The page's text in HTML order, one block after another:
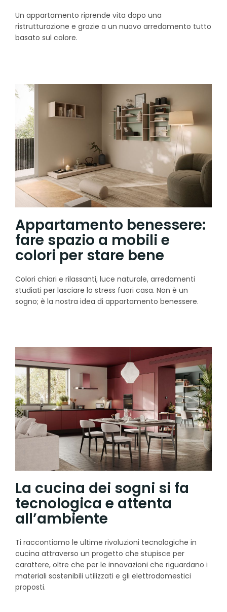
Un appartamento riprende vita dopo una
ristrutturazione e grazie a un nuovo arredamento tutto
basato sul colore.
Appartamento benessere:
fare spazio a mobili e
colori per stare bene
Colori chiari e rilassanti, luce naturale, arredamenti
studiati per lasciare lo stress fuori casa. Non è un
sogno; è la nostra idea di appartamento benessere.
La cucina dei sogni si fa
tecnologica e attenta
all’ambiente
Ti raccontiamo le ultime rivoluzioni tecnologiche in
cucina attraverso un progetto che stupisce per
carattere, oltre che per le innovazioni che riguardano i
materiali sostenibili utilizzati e gli elettrodomestici
proposti.